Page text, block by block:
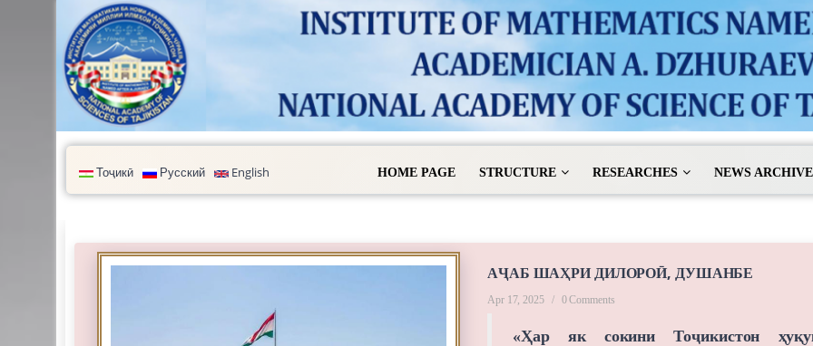
Skip to main content
HOME PAGE STRUCTURE RESEARCHES NEWS ARCHIVE
Тоҷикӣ Русский English
АҶАБ ШАҲРИ ДИЛОРОӢ, ДУШАНБЕ
Apr 17, 2025 / 0 Comments
«Ҳар як сокини Тоҷикистон